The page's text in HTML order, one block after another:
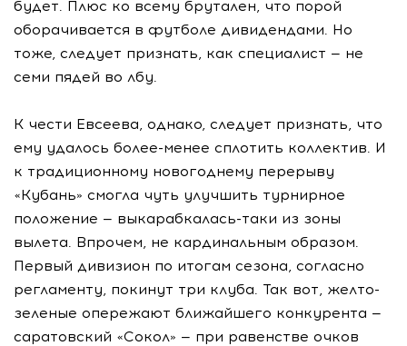
будет. Плюс ко всему брутален, что порой
оборачивается в футболе дивидендами. Но
тоже, следует признать, как специалист — не
семи пядей во лбу.
К чести Евсеева, однако, следует признать, что
ему удалось более-менее сплотить коллектив. И
к традиционному новогоднему перерыву
«Кубань» смогла чуть улучшить турнирное
положение — выкарабкалась-таки из зоны
вылета. Впрочем, не кардинальным образом.
Первый дивизион по итогам сезона, согласно
регламенту, покинут три клуба. Так вот, желто-
зеленые опережают ближайшего конкурента —
саратовский «Сокол» — при равенстве очков